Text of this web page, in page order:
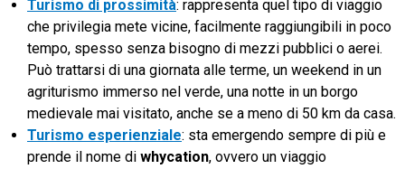
Turismo di prossimità: rappresenta quel tipo di viaggio
che privilegia mete vicine, facilmente raggiungibili in poco
tempo, spesso senza bisogno di mezzi pubblici o aerei.
Può trattarsi di una giornata alle terme, un weekend in un
agriturismo immerso nel verde, una notte in un borgo
medievale mai visitato, anche se a meno di 50 km da casa.
Turismo esperienziale: sta emergendo sempre di più e
prende il nome di whycation, ovvero un viaggio